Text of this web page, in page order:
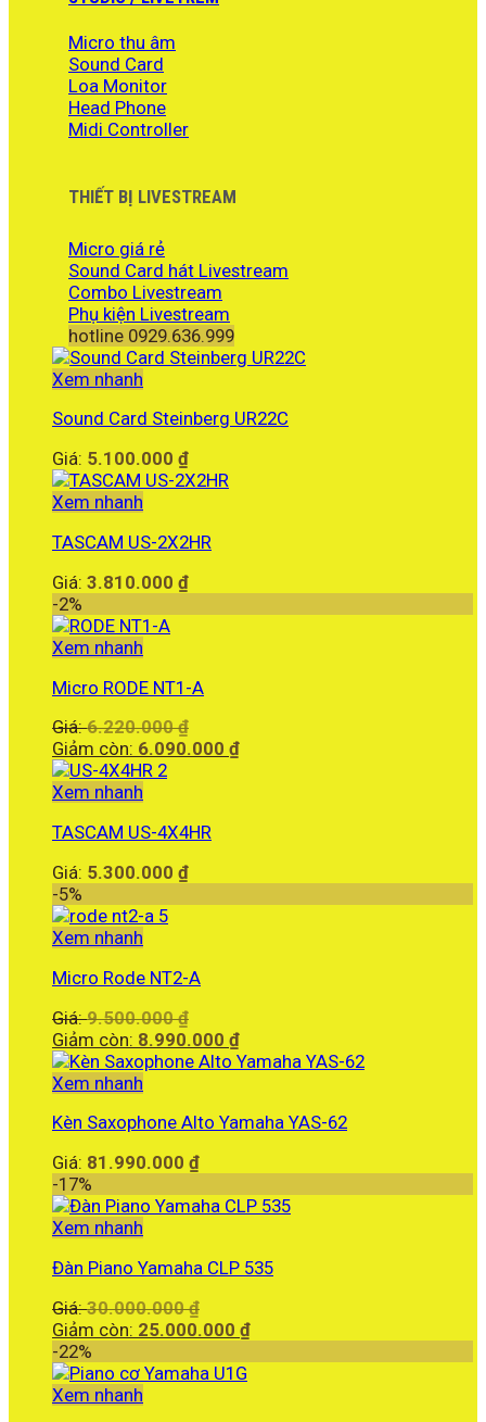
Micro thu âm
Sound Card
Loa Monitor
Head Phone
Midi Controller
THIẾT BỊ LIVESTREAM
Micro giá rẻ
Sound Card hát Livestream
Combo Livestream
Phụ kiện Livestream
hotline 0929.636.999
Xem nhanh
Sound Card Steinberg UR22C
Giá: 5.100.000 ₫
Xem nhanh
TASCAM US-2X2HR
Giá: 3.810.000 ₫
-2%
Xem nhanh
Micro RODE NT1-A
Giá:6.220.000₫
gốc
Giảm còn: 6.090.000 ₫Giá
Xem nhanh
TASCAM US-4X4HR
Giá: 5.300.000 ₫
-5%
Xem nhanh
Micro Rode NT2-A
Giá:9.500.000₫
gốc
là:
Giảm còn: 8.990.000 ₫Giá
hiện
8.990.000 ₫.
Xem nhanh
Kèn Saxophone Alto Yamaha YAS-62
Giá: 81.990.000 ₫
-17%
Xem nhanh
Đàn Piano Yamaha CLP 535
Giá:30.000.000₫
gốc
30.000.000 ₫.
Giảm còn: 25.000.000 ₫Giá
-22%
Xem nhanh